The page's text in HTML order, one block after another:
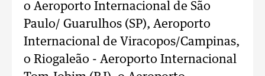
o Aeroporto Internacional de São
Paulo/ Guarulhos (SP), Aeroporto
Internacional de Viracopos/Campinas,
o Riogaleão - Aeroporto Internacional